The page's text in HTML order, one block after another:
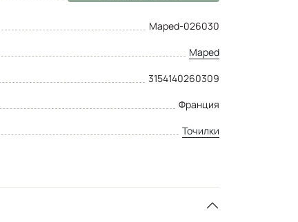
Maped-026030
Maped
3154140260309
Франция
Точилки